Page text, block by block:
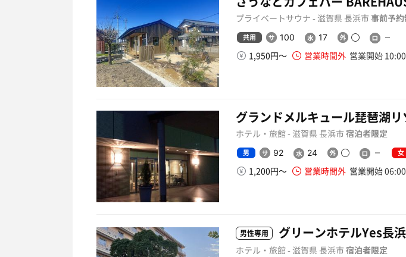
プライベートサウナ - 滋賀県 長浜市事前予約
共用 100 17
1,950円〜 営業時間外 営業開始 10:00
グランドメルキュール琵琶湖
ホテル・旅館 - 滋賀県 長浜市宿泊者限定
男 92 24 女
1,200円〜 営業時間外 営業開始 06:00
男性専用 グリーンホテルYes長
ホテル・旅館 - 滋賀県 長浜市宿泊者限定